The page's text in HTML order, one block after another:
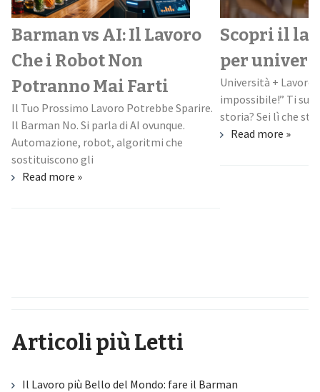
Barman vs AI: Il Lavoro
Che i Robot Non
Potranno Mai Farti
Il Tuo Prossimo Lavoro Potrebbe Sparire.
Il Barman No. Si parla di AI ovunque.
Automazione, robot, algoritmi che
sostituiscono gli
Read more »
Scopri il
per
Università +
impossibile!” Ti
storia? Sei lì che
Read more »
Articoli più Letti
Il Lavoro più Bello del Mondo: fare il Barman